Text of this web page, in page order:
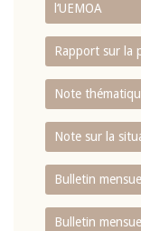
l‘UEMOA
Rapport sur la
Note
Note sur la
Bulletin
Bulletin